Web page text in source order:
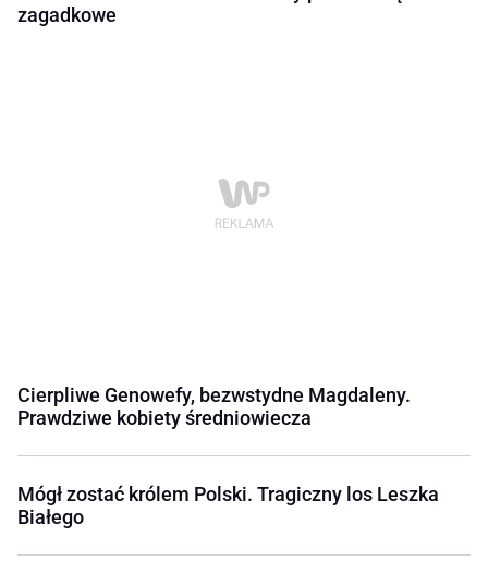
zagadkowe
Cierpliwe Genowefy, bezwstydne Magdaleny.
Prawdziwe kobiety średniowiecza
Mógł zostać królem Polski. Tragiczny los Leszka
Białego